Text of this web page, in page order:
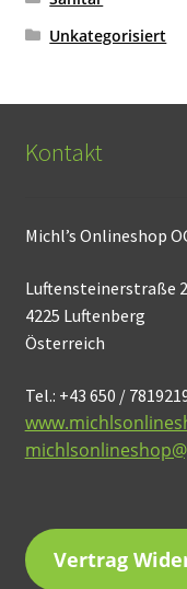
Unkategorisiert
Kontakt
Michl’s Onlineshop
Luftensteinerstraße
4225 Luftenberg
Österreich
Tel.: +43 650 /
Vertrag